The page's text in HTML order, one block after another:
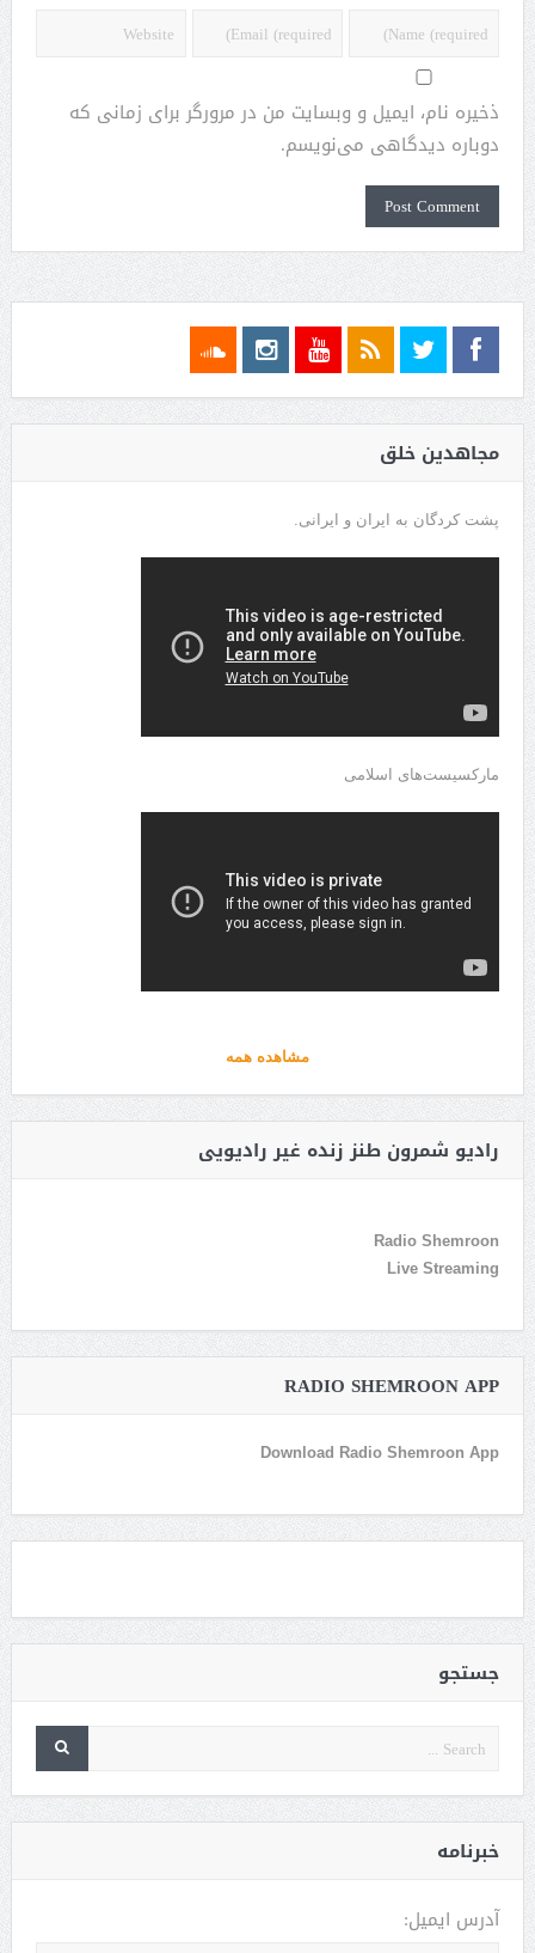
ذخیره نام، ایمیل و وبسایت من در مرورگر برای زمانی که
دوباره دیدگاهی می‌نویسم.
مجاهدین خلق
پشت کردگان به ایران و ایرانی.
مارکسیست‌های اسلامی
مشاهده همه
رادیو شمرون طنز زنده غیر رادیویی
Radio Shemroon
Live Streaming
RADIO SHEMROON APP
Download Radio Shemroon App
جستجو
خبرنامه
آدرس ایمیل: